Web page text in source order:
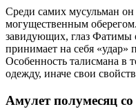
Среди самих мусульман он
могущественным
завидующих, глаз Фатимы
принимает на себя «удар»
Особенность талисмана в
одежду, иначе свои
Амулет полумесяц со